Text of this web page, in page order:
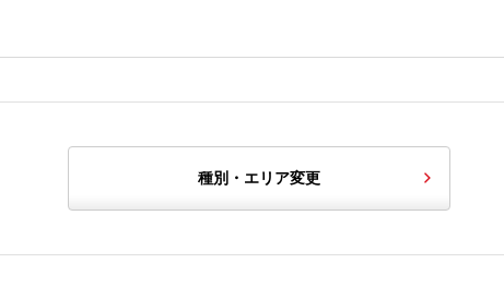
種別・エリア変更